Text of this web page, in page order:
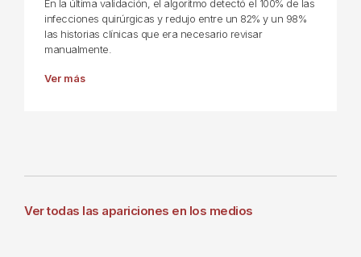
En la última validación, el algoritmo detectó el 100% de las
infecciones quirúrgicas y redujo entre un 82% y un 98%
las historias clínicas que era necesario revisar
manualmente.
Ver más
Ver todas las apariciones en los medios